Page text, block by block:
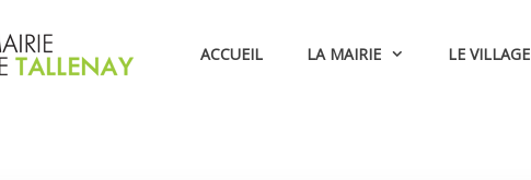
ACCUEIL LA MAIRIE LE VILLAGE